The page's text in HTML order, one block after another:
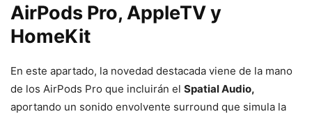
AirPods Pro, AppleTV y
HomeKit
En este apartado, la novedad destacada viene de la mano
de los AirPods Pro que incluirán el Spatial Audio,
aportando un sonido envolvente surround que simula la